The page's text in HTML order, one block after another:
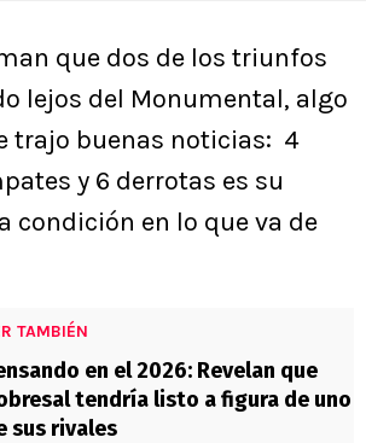
que dos de los triunfos
lejos del Monumental, algo
trajo buenas noticias: 4
y 6 derrotas es su
condición en lo que va de
TAMBIÉN
en el 2026: Revelan que
tendría listo a figura de uno
sus rivales